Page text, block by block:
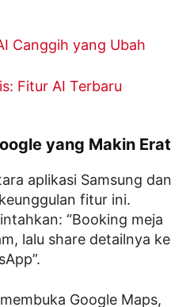
Canggih yang Ubah
Fitur AI Terbaru
yang Makin Erat
aplikasi Samsung dan
fitur ini.
“Booking meja
lalu share detailnya ke
Google Maps,